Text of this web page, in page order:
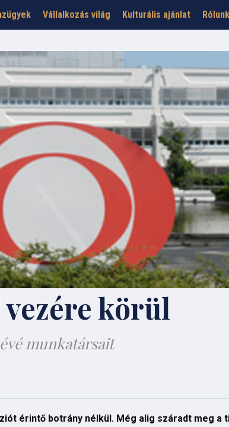
Vállalkozás világ Kulturális ajánlat
vezére körül
munkatársait
érintő botrány nélkül. Még alig száradt meg a